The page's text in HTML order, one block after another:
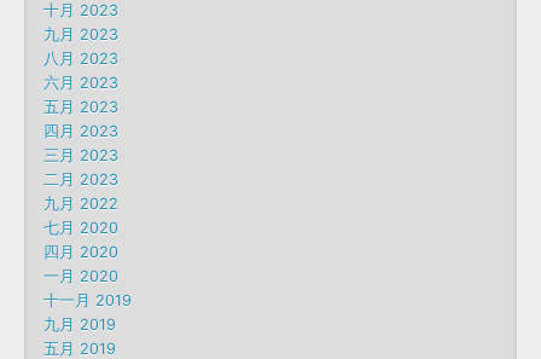
十月 2023
九月 2023
八月 2023
六月 2023
五月 2023
四月 2023
三月 2023
二月 2023
九月 2022
七月 2020
四月 2020
一月 2020
十一月 2019
九月 2019
五月 2019